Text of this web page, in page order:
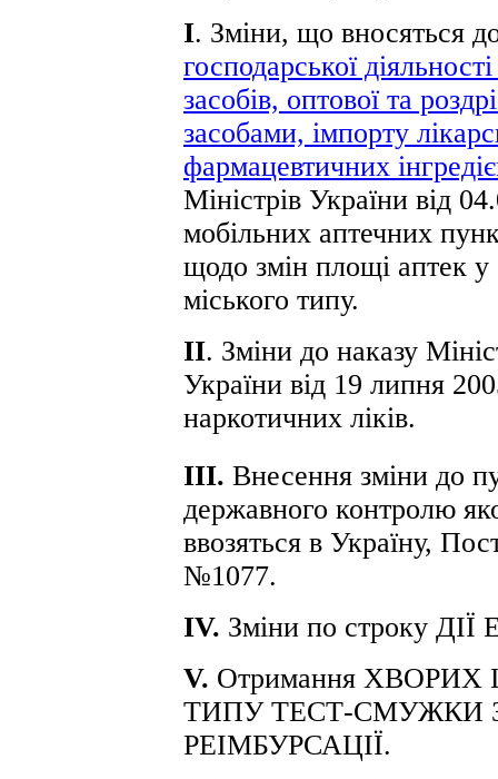
І. Зміни, що вносяться
господарської
засобів, оптової та
засобами, імпорту
фармацевтичних
Міністрів України від
мобільних аптечних
щодо змін площі аптек
міського типу.
ІІ. Зміни до наказу
України від 19 липня
наркотичних ліків.
ІІІ. Внесення зміни до
державного контролю
ввозяться в Україну,
№1077.
ІV. Зміни по строку
V. Отримання
ТИПУ ТЕСТ-СМУЖКИ
РЕІМБУРСАЦІЇ.